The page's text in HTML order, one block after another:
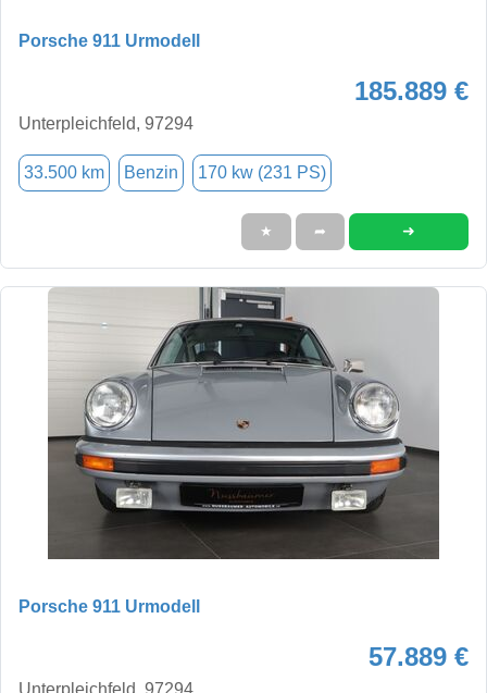
Porsche 911 Urmodell
185.889 €
Unterpleichfeld, 97294
33.500 km Benzin 170 kw (231 PS)
★ ➦ ➜
Porsche 911 Urmodell
57.889 €
Unterpleichfeld, 97294